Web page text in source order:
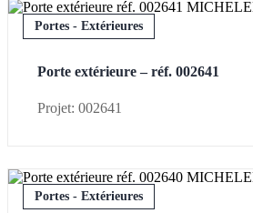
Portes - Extérieures
Porte extérieure – réf. 002641
Projet: 002641
Portes - Extérieures